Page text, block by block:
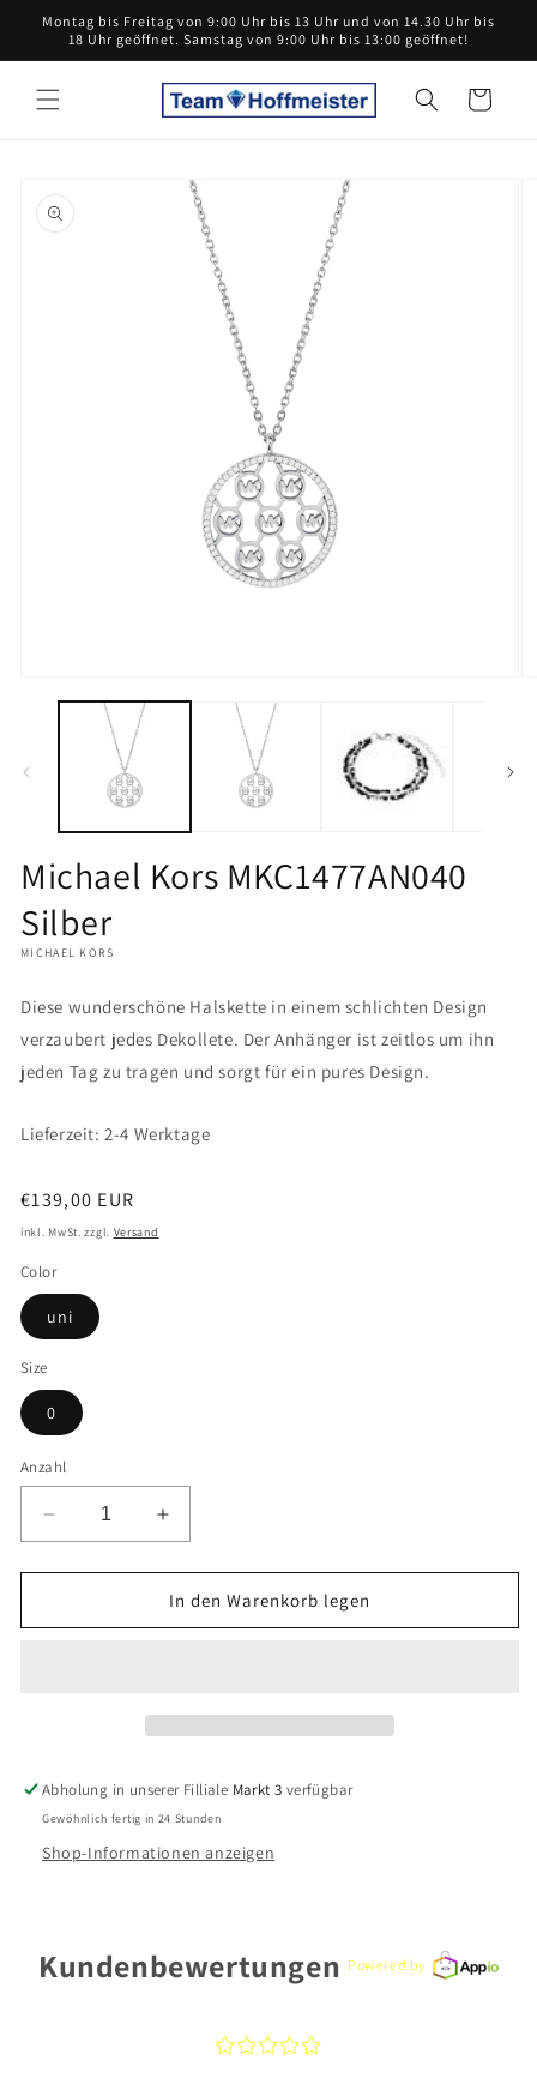
zum
Inhalt
Montag bis Freitag von 9:00 Uhr bis 13 Uhr und von 14.30 Uhr bis
18 Uhr geöffnet. Samstag von 9:00 Uhr bis 13:00 geöffnet!
Warenkorb
Michael Kors MKC1477AN040
Silber
MICHAEL KORS
Diese wunderschöne Halskette in einem schlichten Design
verzaubert jedes Dekollete. Der Anhänger ist zeitlos um ihn
jeden Tag zu tragen und sorgt für ein pures Design.
Lieferzeit: 2-4 Werktage
Normaler
Preis
€139,00 EUR
inkl. MwSt. zzgl. Versand
Color
uni
Size
0
Anzahl
Verringere
die
Menge
Michael
Erhöhe
die
Menge
für
Michael
In den Warenkorb legen
Abholung in unserer Filliale Markt 3 verfügbar
Gewöhnlich fertig in 24 Stunden
Shop-Informationen anzeigen
Kundenbewertungen Powered by
¤¤¤¤¤